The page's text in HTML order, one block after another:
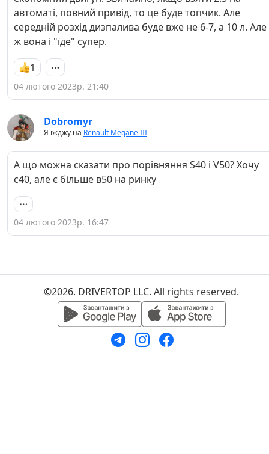
автоматі, повний привід, то це буде топчик. Але
середній розхід дизпалива буде вже не 6-7, а 10 л. Але
ж вона і "їде" супер.
1
04 лютого 2023р. 21:40
Dobromyr
Я їжджу на Renault Megane III
А що можна сказати про порівняння S40 і V50? Хочу
с40, але є більше в50 на ринку
04 лютого 2023р. 16:47
©2026. DRIVERTOP LLC. All rights reserved.